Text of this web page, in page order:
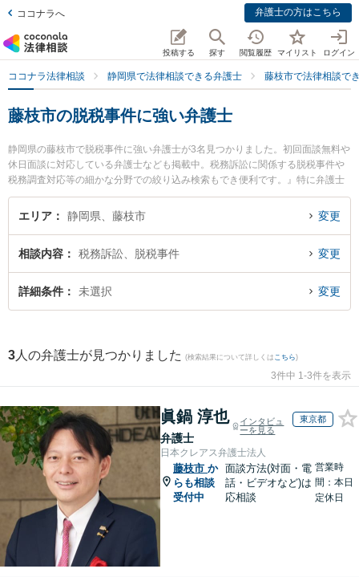
ココナラへ 弁護士の方はこちら
投稿する 探す 閲覧履歴 マイリスト ログイン
ココナラ法律相談 静岡県で法律相談できる弁護士 藤枝市で法律相談で
藤枝市の脱税事件に強い弁護士
静岡県の藤枝市で脱税事件に強い弁護士が3名見つかりました。初回面談無料や
休日面談に対応している弁護士なども掲載中。税務訴訟に関係する脱税事件や
税務調査対応等の細かな分野での絞り込み検索もでき便利です。』特に弁護士
法人GoDo 支部藤枝やいづ合同法律事務所の青柳 恵仁弁護士や弁護士法人GoD
o 支部藤枝やいづ合同法律事務所の横田 有里弁護士、藤枝市役所前法律事務所
に相談したい』『脱税事件のトラブル解決の実績豊富な近くの弁護士を検索し
たい』『初回相談無料で脱税事件を法律相談できる藤枝市内の弁護士に相談予
約したい』などでお困りの相談者さんにおすすめです。
エリア 静岡県、藤枝市 変更
相談内容 税務訴訟、脱税事件 変更
詳細条件 未選択 変更
3 人の弁護士が見つかりました (検索結果について詳しくは こちら)
3件中 1-3件を表示
眞鍋 淳也
弁護士
インタビュ
ーを見る
東京都
日本クレアス弁護士法人
藤枝市 か
らも相談
受付中
面談方法(対面・電
話・ビデオなど)は
応相談
営業時
間：本日
定休日